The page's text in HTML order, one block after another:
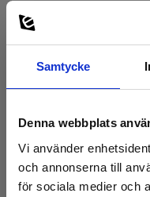
Samtycke
Denna webbplats
Vi använder
och annonserna till
för sociala medier och
Programvara